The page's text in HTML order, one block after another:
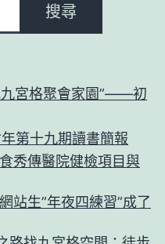
搜尋
九宮格聚會家園”——初
第十九期讀書簡報
秀傳醫院健檢項目與
站生”年夜四練習”成了